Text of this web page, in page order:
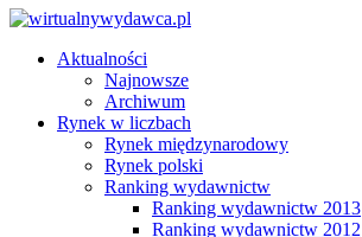
Aktualności
Najnowsze
Archiwum
Rynek w liczbach
Rynek międzynarodowy
Rynek polski
Ranking wydawnictw
Ranking wydawnictw 2013
Ranking wydawnictw 2012